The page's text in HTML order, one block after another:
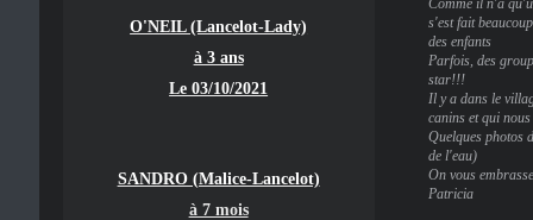
Comme il n'a
s'est fait
des enfants
Parfois, des
star!!!
Il y a dans le
canins et qui
Quelques photos
de l'eau)
On vous embrasse
Patricia
O'NEIL (Lancelot-Lady)
à 3 ans
Le 03/10/2021
SANDRO (Malice-Lancelot)
à 7 mois